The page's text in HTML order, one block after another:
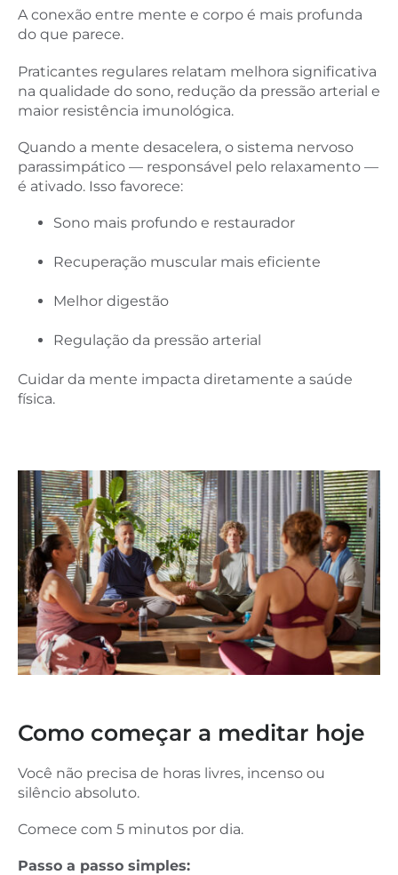
A conexão entre mente e corpo é mais profunda
do que parece.
Praticantes regulares relatam melhora significativa
na qualidade do sono, redução da pressão arterial e
maior resistência imunológica.
Quando a mente desacelera, o sistema nervoso
parassimpático — responsável pelo relaxamento —
é ativado. Isso favorece:
Sono mais profundo e restaurador
Recuperação muscular mais eficiente
Melhor digestão
Regulação da pressão arterial
Cuidar da mente impacta diretamente a saúde
física.
Como começar a meditar hoje
Você não precisa de horas livres, incenso ou
silêncio absoluto.
Comece com 5 minutos por dia.
Passo a passo simples: